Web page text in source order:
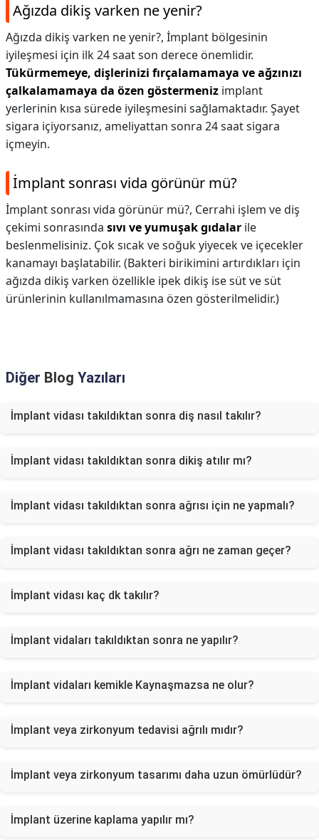
Ağızda dikiş varken ne yenir?
Ağızda dikiş varken ne yenir?, İmplant bölgesinin
iyileşmesi için ilk 24 saat son derece önemlidir.
Tükürmemeye, dişlerinizi fırçalamamaya ve ağzınızı
çalkalamamaya da özen göstermeniz implant
yerlerinin kısa sürede iyileşmesini sağlamaktadır. Şayet
sigara içiyorsanız, ameliyattan sonra 24 saat sigara
içmeyin.
İmplant sonrası vida görünür mü?
İmplant sonrası vida görünür mü?, Cerrahi işlem ve diş
çekimi sonrasında sıvı ve yumuşak gıdalar ile
beslenmelisiniz. Çok sıcak ve soğuk yiyecek ve içecekler
kanamayı başlatabilir. (Bakteri birikimini artırdıkları için
ağızda dikiş varken özellikle ipek dikiş ise süt ve süt
ürünlerinin kullanılmamasına özen gösterilmelidir.)
Diğer Blog Yazıları
İmplant vidası takıldıktan sonra diş nasıl takılır?
İmplant vidası takıldıktan sonra dikiş atılır mı?
İmplant vidası takıldıktan sonra ağrısı için ne yapmalı?
İmplant vidası takıldıktan sonra ağrı ne zaman geçer?
İmplant vidası kaç dk takılır?
İmplant vidaları takıldıktan sonra ne yapılır?
İmplant vidaları kemikle Kaynaşmazsa ne olur?
İmplant veya zirkonyum tedavisi ağrılı mıdır?
İmplant veya zirkonyum tasarımı daha uzun ömürlüdür?
İmplant üzerine kaplama yapılır mı?